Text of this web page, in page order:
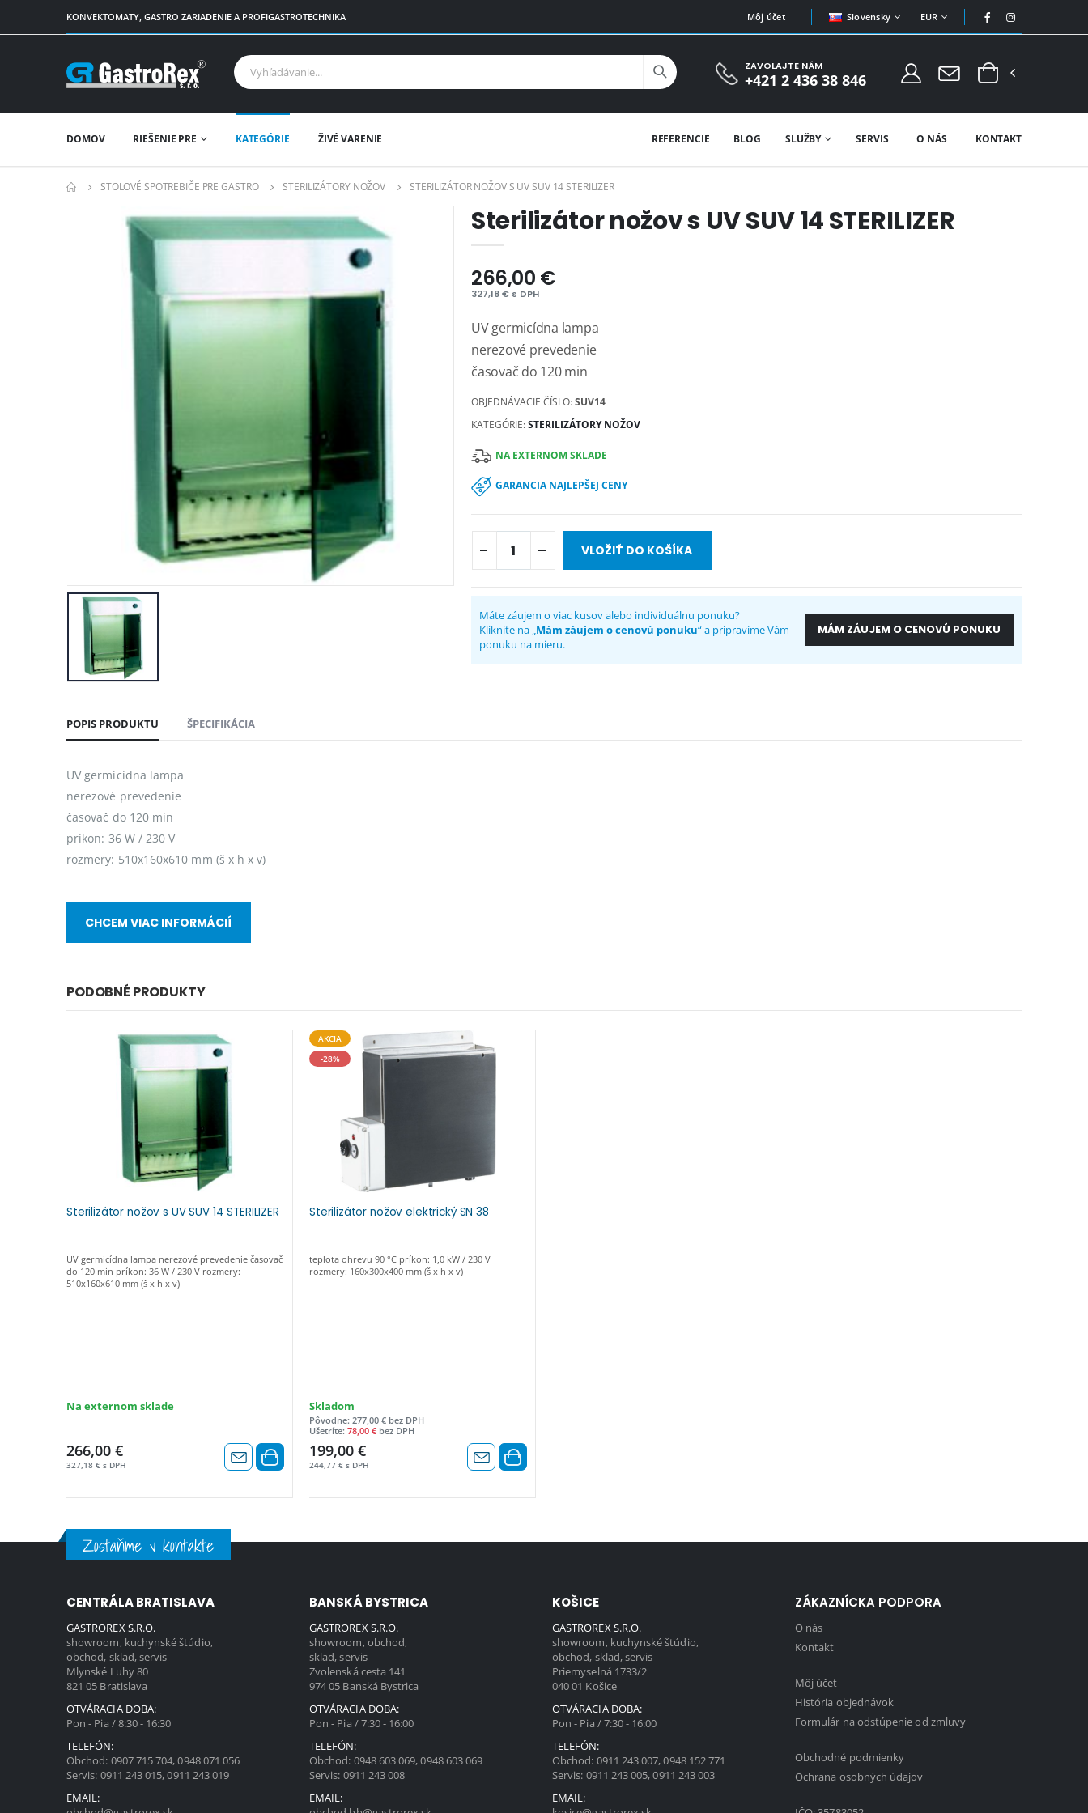
KONVEKTOMATY, GASTRO ZARIADENIE A PROFIGASTROTECHNIKA Môj účet Slovensky EUR
ZAVOLAJTE NÁM
+421 2 436 38 846
DOMOV RIEŠENIE PRE KATEGÓRIE ŽIVÉ VARENIE KONTAKT
O NÁS
SERVIS
SLUŽBY
BLOG
REFERENCIE
STOLOVÉ SPOTREBIČE PRE GASTRO STERILIZÁTORY NOŽOV STERILIZÁTOR NOŽOV S UV SUV 14 STERILIZER
Sterilizátor nožov s UV SUV 14 STERILIZER
266,00 €
327,18 € s DPH
UV germicídna lampa
nerezové prevedenie
časovač do 120 min
OBJEDNÁVACIE ČÍSLO:SUV14
KATEGÓRIE:STERILIZÁTORY NOŽOV
NA EXTERNOM SKLADE
GARANCIA NAJLEPŠEJ CENY
VLOŽIŤ DO KOŠÍKA
Máte záujem o viac kusov alebo individuálnu ponuku?
Kliknite na „Mám záujem o cenovú ponuku“ a pripravíme Vám
ponuku na mieru.
MÁM ZÁUJEM O CENOVÚ PONUKU
POPIS PRODUKTU ŠPECIFIKÁCIA
UV germicídna lampa
nerezové prevedenie
časovač do 120 min
príkon: 36 W / 230 V
rozmery: 510x160x610 mm (š x h x v)
CHCEM VIAC INFORMÁCIÍ
PODOBNÉ PRODUKTY
Sterilizátor nožov s UV SUV 14 STERILIZER
UV germicídna lampa nerezové prevedenie časovač
do 120 min príkon: 36 W / 230 V rozmery:
510x160x610 mm (š x h x v)
Na externom sklade
266,00 €
327,18 € s DPH
AKCIA
-28%
Sterilizátor nožov elektrický SN 38
teplota ohrevu 90 °C príkon: 1,0 kW / 230 V
rozmery: 160x300x400 mm (š x h x v)
Skladom
Pôvodne: 277,00 € bez DPH
Ušetríte: 78,00 € bez DPH
199,00 €
244,77 € s DPH
Zostaňme v kontakte
CENTRÁLA BRATISLAVA
GASTROREX S.R.O.
showroom, kuchynské štúdio,
obchod, sklad, servis
Mlynské Luhy 80
821 05 Bratislava
OTVÁRACIA DOBA:
Pon - Pia / 8:30 - 16:30
TELEFÓN:
Obchod: 0907 715 704,0948 071 056
Servis: 0911 243 015,0911 243 019
EMAIL:
BANSKÁ BYSTRICA
GASTROREX S.R.O.
showroom, obchod,
sklad, servis
Zvolenská cesta 141
974 05 Banská Bystrica
OTVÁRACIA DOBA:
Pon - Pia / 7:30 - 16:00
TELEFÓN:
Obchod: 0948 603 069,0948 603 069
Servis: 0911 243 008
EMAIL:
KOŠICE
GASTROREX S.R.O.
showroom, kuchynské štúdio,
obchod, sklad, servis
Priemyselná 1733/2
040 01 Košice
OTVÁRACIA DOBA:
Pon - Pia / 7:30 - 16:00
TELEFÓN:
Obchod: 0911 243 007,0948 152 771
Servis: 0911 243 005,0911 243 003
EMAIL:
ZÁKAZNÍCKA PODPORA
O nás
Kontakt
Môj účet
História objednávok
Formulár na odstúpenie od zmluvy
Obchodné podmienky
Ochrana osobných údajov